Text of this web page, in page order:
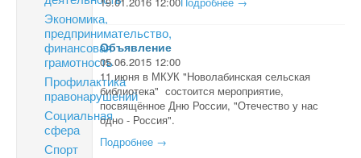
Экономика,
предпринимательство,
финансовая
грамотность
Профилактика
правонарушений
Социальная
сфера
Спорт
Объявление
05.06.2015 12:00
11 июня в МКУК "Новолабинская сельская
библиотека" состоится мероприятие,
посвящённое Дню России, "Отечество у нас
одно - Россия".
Подробнее →